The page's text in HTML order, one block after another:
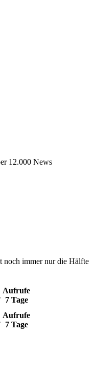
12.000 News
noch immer nur die Hälfte
Aufrufe
7 Tage
Aufrufe
7 Tage